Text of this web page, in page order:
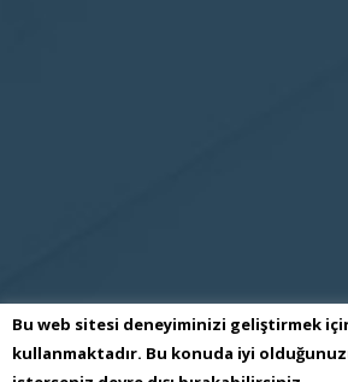
Bu web sitesi deneyiminizi geliştirmek
kullanmaktadır. Bu konuda iyi